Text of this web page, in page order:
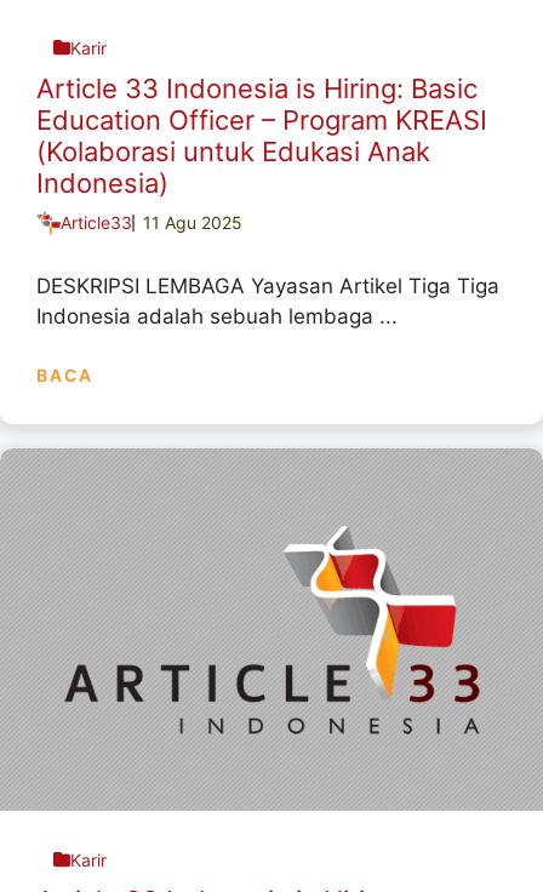
Karir
Article 33 Indonesia is Hiring: Basic
Education Officer – Program KREASI
(Kolaborasi untuk Edukasi Anak
Indonesia)
Article33 11 Agu 2025
DESKRIPSI LEMBAGA Yayasan Artikel Tiga Tiga
Indonesia adalah sebuah lembaga ...
BACA
Karir